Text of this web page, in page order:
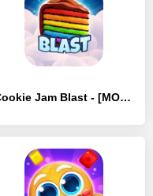
Cookie Jam Blast - [MOD Бесконечные монеты]